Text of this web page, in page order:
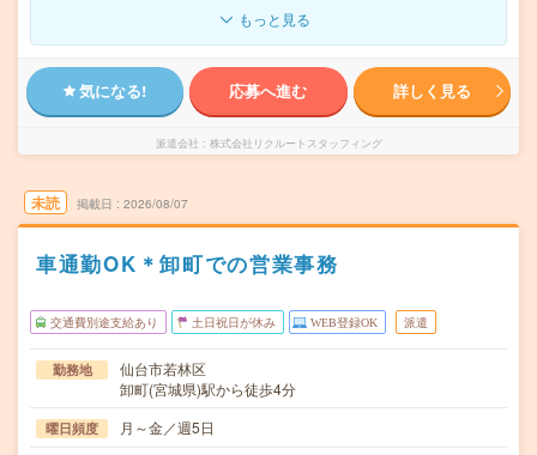
もっと見る
気になる! 応募へ進む 詳しく見る
派遣会社 株式会社リクルートスタッフィング
未読 掲載日 2026/08/07
車通勤OK＊卸町での営業事務
交通費別途支給あり 土日祝日が休み WEB登録OK 派遣
勤務地
仙台市若林区
卸町(宮城県)駅から徒歩4分
曜日頻度 月～金／週5日